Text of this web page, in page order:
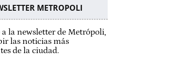
METROPOLI
la newsletter de Metrópoli,
las noticias más
de la ciudad.